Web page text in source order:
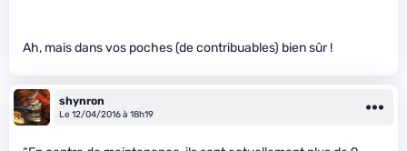
Ah, mais dans vos poches (de contribuables) bien sûr !
shynron
Le 12/04/2016 à 18h19